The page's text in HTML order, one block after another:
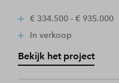
€ 334.500 - € 935.000
In verkoop
Bekijk het project